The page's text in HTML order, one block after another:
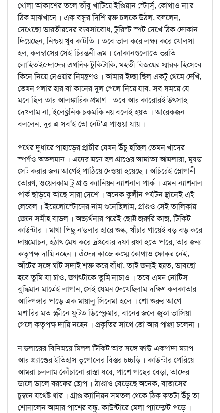
খোলা আকাশের তলে তাঁবু খাটিয়ে ইণ্ডিয়ান স্টোর্স্‌, কোথাও না'র
ঠিক মাঝখানে । এক বন্ধুর দিশি রক্ত চলকে উঠল, বললেন,
দেখেছো ভারতীয়দের ব্যবসাবোধ, টুরিস্ট স্পট দেখে ঠিক দোকান
দিয়েছেন, নিশ্চয় খুব কাটতি । তবে ভাল করে লক্ষ্য করে খোলসা
হল, কলম্বাসের সেই চিরন্তনী ভ্রম । দোকানগুলোতে ভরতি
লোহিতইন্দোদের এথনিক টুকিটাকি, মহতী বিজয়ের স্মারক হিসেবে
কিনে নিয়ে নেওয়ার নিমন্ত্রণও । আমার ইচ্ছা ছিল একটু থেমে দেখি,
তেমন গলার হার বা কানের দুল পেলে নিয়ে যাব, সব সময়ে যে
মনে ছিল তার আলঙ্কারিক প্রমাণ । তবে আর কারোরই উত্সাহ
দেখলাম না, ইলেক্ট্রনিক চকমকি নয় বলেই হয়ত । আরেকজন
বললেন, দুর এ সব'ই তো নেট'এ পাওয়া যায় ।
পথের দুধারে পাহাড়ের প্র্রাচীর যেমন উঁচু হচ্ছিল তেমন খাদের
স্পর্শও অতলমান । এদের মনে হল গ্রাণ্ডের আমাত্য আমলারা, মুযড
সেট করার জন্য আগেই পাঠিয়ে দেওয়া হয়েছে । অচিরেই স্লোগানী
তোরণ, ওয়েলকাম টু গ্রাণ্ড ক্যানিয়ন ন্যাশনাল পার্ক । এমন ন্যাশনাল
পার্ক ছড়িযে আছে সারা দেশে । অনেক কুলীন পর্যটন স্থানেই এই
লেবেল । ইয়েলোস্টোনের নাম শুনেছিলাম, গ্রাণ্ডও সেই তালিকায়
জেনে সমীহ বাড়ল । অভ্যর্থনার পরেই ছোট্ট জরুরি কাজ, টিকিট
কাউন্টার । মাথা পিছু ন'ডলার হারে শুল্ক, খাঁচার গায়েই বড় বড় করে
দায়মোচন, হঠাৎ মেঘ করে দ্রষ্টব্যের দফা রফা হতে পারে, তার জন্য
কতৃপক্ষ দায়ি নহেন । এঁদের কাজে কম্মে কোথাও ফোকর নেই,
আঁটের সঙ্গে ঘাঁট সদাই শক্ত করে বাঁধা, তাই জন্যই হয়ত, ভাবছো
হবে তুমি যা চাও, জগত্টাকে তুমি নাচাও । তবে এমন নোটিস
বুদ্ধিমান মাত্রেই লাগান, সেই যেমন দেখেছিলাম দক্ষিণ কলকাতার
আদিগঙ্গার পাড়ে এক মায়ালু সিনেমা হলে । শো শুরুর আগে
মশারির মত স্ক্রীনে ফুটত ডিস্ক্লেমার, বানের জলে জুতা ভাসিয়া
গেলে কতৃপক্ষ দায়ি নহেন । প্রকৃতির সাথে তো আর পাঞ্জা চলেনা ।
ন'ডলারের বিনিময়ে মিলল টিকিট আর সঙ্গে ফাউ একগাদা ম্যাপ
আর গ্র্যাণ্ডের ইতিহাস ভূগোলের বিস্তর চচ্চড়ি । কাউন্টার পেরিয়ে
আমরা চললাম কোঁচানো রাস্তা ধরে, পাশে গাছের বেড়া, তাদের
ডালে ডালে বরফের ছোপ । ঠাণ্ডাও বেড়েছে অনেক, বাতাসের
চুম্বনে যথেষ্ট ধার । গ্রাণ্ড ক্যানিয়ন সমতল থেকে ঠিক কতটা উঁচু তা
শোনালেন আমার পাশের বন্ধু, কাউন্টারে মেলা প্যাম্ফ্লেট পড়ে ।